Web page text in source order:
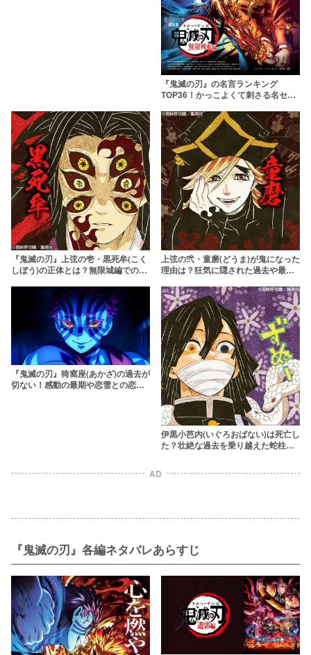
『鬼滅の刃』の名言ランキング
TOP36！かっこよくて刺さる名セリ
『鬼滅の刃』上弦の壱・黒死牟(こく
しぼう)の正体とは？無限城編での結
上弦の弐・童磨(どうま)が鬼になった
理由は？狂気に隠された過去や最期
『鬼滅の刃』猗窩座(あかざ)の過去が
切ない！感動の最期や恋雪との恋の
伊黒小芭内(いぐろおばない)は死亡し
た？壮絶な過去を乗り越えた蛇柱を
AD
『鬼滅の刃』各編ネタバレあらすじ